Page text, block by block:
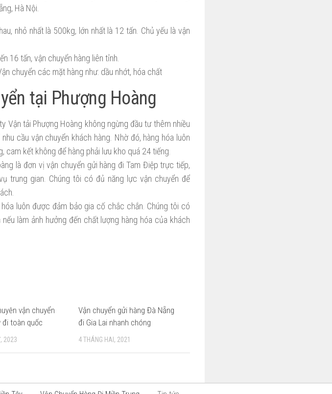
Hà Nội.
nhỏ nhất là 500kg, lớn nhất là 12 tấn. Chủ yếu là vận
16 tấn, vận chuyển hàng liên tỉnh.
chuyển các mặt hàng như: dầu nhớt, hóa chất
tại Phượng Hoàng
Vận tải Phượng Hoàng không ngừng đầu tư thêm nhiều
cầu vận chuyển khách hàng. Nhờ đó, hàng hóa luôn
cam kết không để hàng phải lưu kho quá 24 tiếng.
là đơn vị vận chuyển gửi hàng đi Tam Điệp trực tiếp,
trung gian. Chúng tôi có đủ năng lực vận chuyển để
luôn được đảm bảo gia cố chắc chắn. Chúng tôi có
làm ảnh hưởng đến chất lượng hàng hóa của khách
vận chuyển
đi toàn quốc
2023
Vận chuyển gửi hàng Đà Nẵng
đi Gia Lai nhanh chóng
4 THÁNG HAI, 2021